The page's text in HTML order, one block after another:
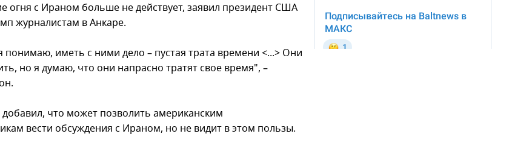
огня с Ираном больше не действует, заявил президент США
журналистам в Анкаре.
понимаю, иметь с ними дело – пустая трата времени <...> Они
но я думаю, что они напрасно тратят свое время", –
что может позволить американским
вести обсуждения с Ираном, но не видит в этом пользы.